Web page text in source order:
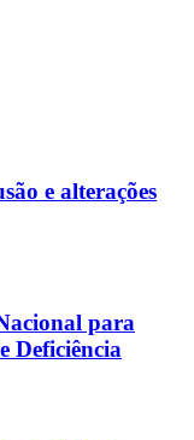
e alterações
para
Deficiência